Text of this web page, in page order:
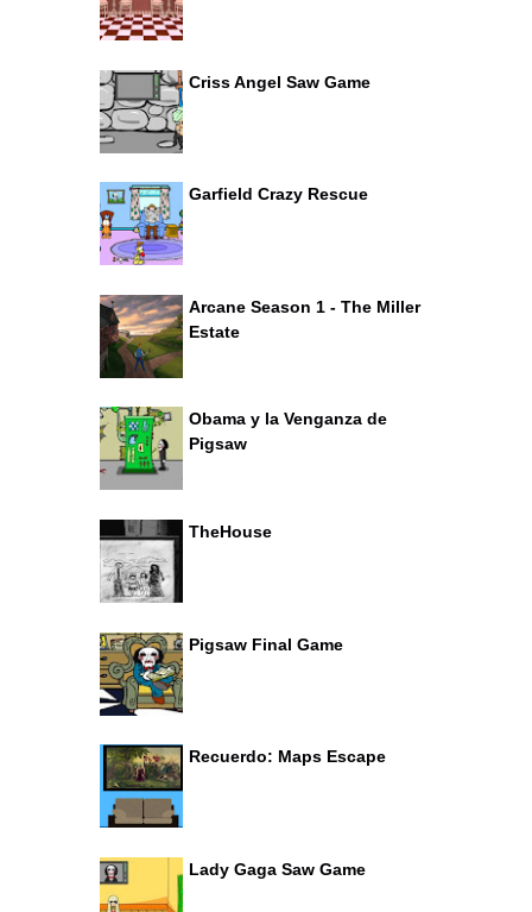
Criss Angel Saw Game
Garfield Crazy Rescue
Arcane Season 1 - The Miller
Estate
Obama y la Venganza de
Pigsaw
TheHouse
Pigsaw Final Game
Recuerdo: Maps Escape
Lady Gaga Saw Game